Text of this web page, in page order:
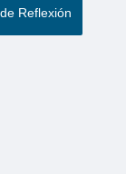
Reflexión